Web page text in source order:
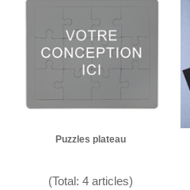
Puzzles plateau
(Total: 4 articles)